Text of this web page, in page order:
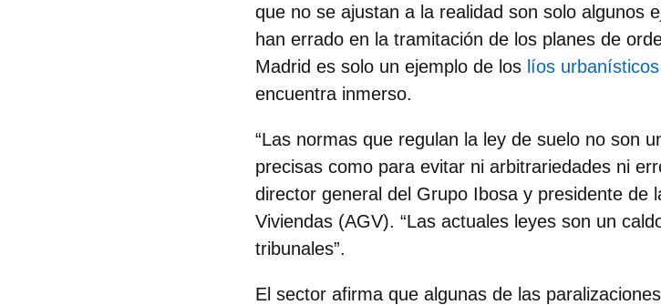
que no se ajustan a la realidad son solo algunos
han errado en la tramitación de los planes de
Madrid es solo un ejemplo de los líos urbanísticos
encuentra inmerso.
“Las normas que regulan la ley de suelo no son
precisas como para evitar ni arbitrariedades ni
director general del Grupo Ibosa y presidente de
Viviendas (AGV). “Las actuales leyes son un
tribunales”.
El sector afirma que algunas de las